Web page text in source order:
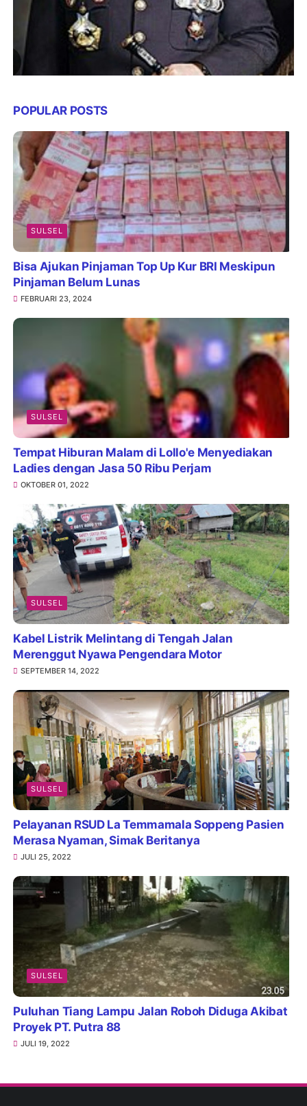
POPULAR POSTS
SULSEL
Bisa Ajukan Pinjaman Top Up Kur BRI Meskipun
Pinjaman Belum Lunas
FEBRUARI 23, 2024
SULSEL
Tempat Hiburan Malam di Lollo'e Menyediakan
Ladies dengan Jasa 50 Ribu Perjam
OKTOBER 01, 2022
SULSEL
Kabel Listrik Melintang di Tengah Jalan
Merenggut Nyawa Pengendara Motor
SEPTEMBER 14, 2022
SULSEL
Pelayanan RSUD La Temmamala Soppeng Pasien
Merasa Nyaman, Simak Beritanya
JULI 25, 2022
SULSEL
Puluhan Tiang Lampu Jalan Roboh Diduga Akibat
Proyek PT. Putra 88
JULI 19, 2022